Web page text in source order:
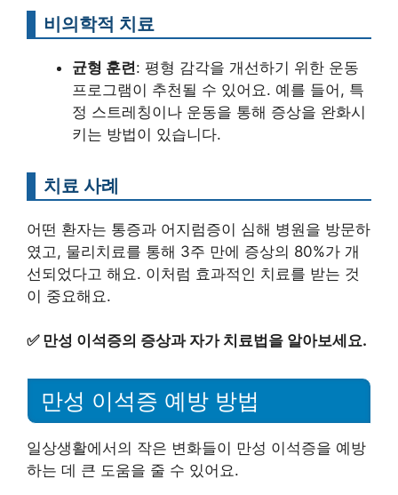
비의학적 치료
균형 훈련: 평형 감각을 개선하기 위한 운동
프로그램이 추천될 수 있어요. 예를 들어, 특
정 스트레칭이나 운동을 통해 증상을 완화시
키는 방법이 있습니다.
치료 사례
어떤 환자는 통증과 어지럼증이 심해 병원을 방문하
였고, 물리치료를 통해 3주 만에 증상의 80%가 개
선되었다고 해요. 이처럼 효과적인 치료를 받는 것
이 중요해요.
✅ 만성 이석증의 증상과 자가 치료법을 알아보세요.
만성 이석증 예방 방법
일상생활에서의 작은 변화들이 만성 이석증을 예방
하는 데 큰 도움을 줄 수 있어요.